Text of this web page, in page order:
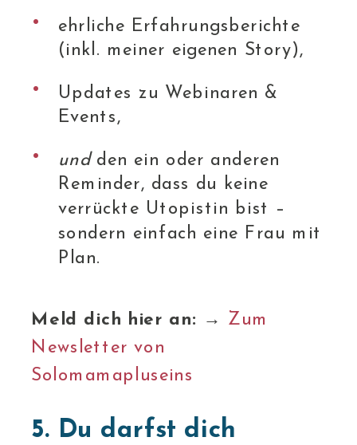
ehrliche Erfahrungsberichte
(inkl. meiner eigenen Story),
Updates zu Webinaren &
Events,
undden ein oder anderen
Reminder, dass du keine
verrückte Utopistin bist –
sondern einfach eine Frau mit
Plan.
Meld dich hier an: → Zum
Newsletter von
Solomamapluseins
5. Du darfst dich